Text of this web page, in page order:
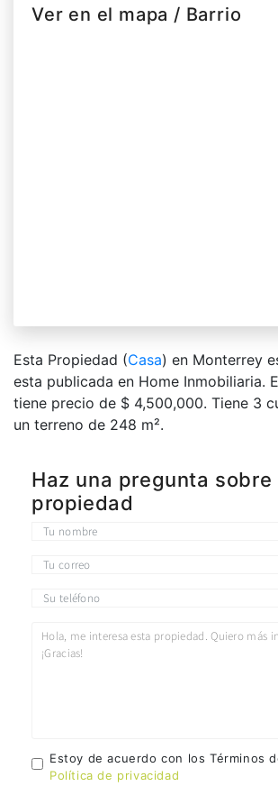
Ver en el mapa / Barrio
Esta Propiedad (Casa) en Monterrey
esta publicada en Home Inmobiliaria.
tiene precio de $ 4,500,000. Tiene 3
un terreno de 248 m².
Haz una pregunta sobre
propiedad
Estoy de acuerdo con los Términos
Política de privacidad